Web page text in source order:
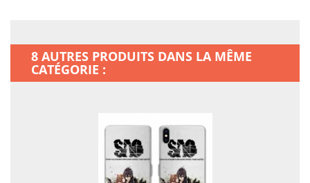
causes d'accidents sont extérieures ! Grâce à cet
accessoire, vous n'aurez plus à vous en faire, car
vous aurez fait le maximum pour conserver votre
la sécurité et la classe, en un seul produit. N'oubliez
pas : mieux vaut prévenir que guérir.
8 AUTRES PRODUITS DANS LA MÊME
CATÉGORIE :